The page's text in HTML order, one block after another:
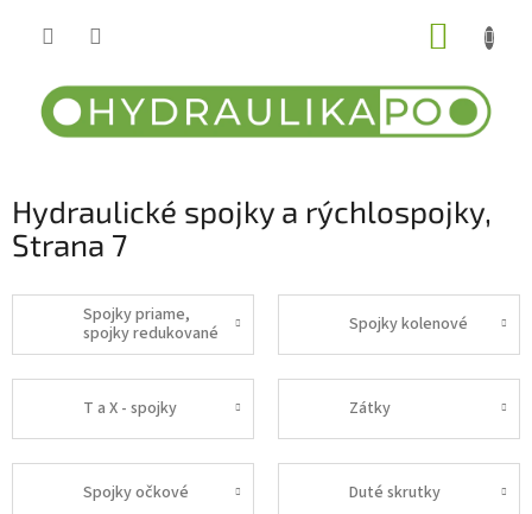
Hydraulické spojky a rýchlospojky,
Strana 7
Spojky priame,
spojky redukované
Spojky kolenové
T a X - spojky Zátky
Spojky očkové Duté skrutky